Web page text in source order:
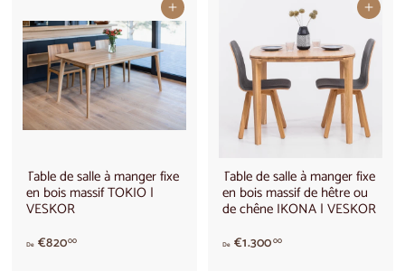
8
4
0
,
0
0
5
8
0
,
0
0
Ajouter au panier
Table de salle à manger fixe
en bois massif TOKIO |
VESKOR
De €82000A
Ajouter au panier
Table de salle à manger fixe
en bois massif de hêtre ou
de chêne IKONA | VESKOR
De €1.30000A